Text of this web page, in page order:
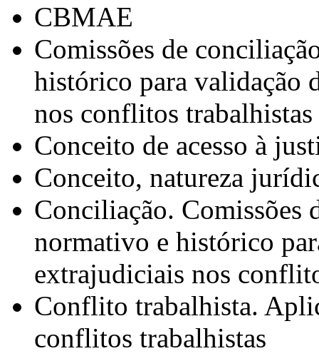
CBMAE
Comissões de
histórico para validação
nos conflitos trabalhistas
Conceito de acesso à
Conceito, natureza
Conciliação. Comissões
normativo e histórico
extrajudiciais nos
Conflito trabalhista.
conflitos trabalhistas